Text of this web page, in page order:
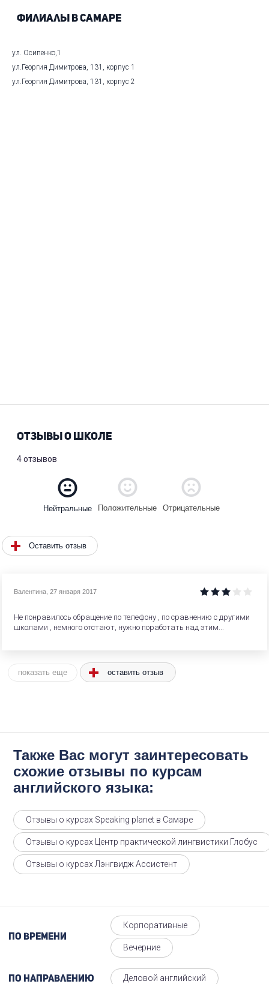
Филиалы в Самаре
ул. Осипенко,1
ул.Георгия Димитрова, 131, корпус 1
ул.Георгия Димитрова, 131, корпус 2
ОТЗЫВЫ О ШКОЛЕ
4 отзывов
Нейтральные Положительные Отрицательные
Оставить отзыв
Валентина, 27 января 2017
Не понравилось обращение по телефону , по сравнению с другими
школами , немного отстают, нужно поработать над этим...
показать еще оставить отзыв
Также Вас могут заинтересовать
схожие отзывы по курсам
английского языка:
Отзывы о курсах Speaking planet в Самаре
Отзывы о курсах Центр практической лингвистики Глобус
Отзывы о курсах Лэнгвидж Ассистент
По времени
Корпоративные
Вечерние
По направлению Деловой английский